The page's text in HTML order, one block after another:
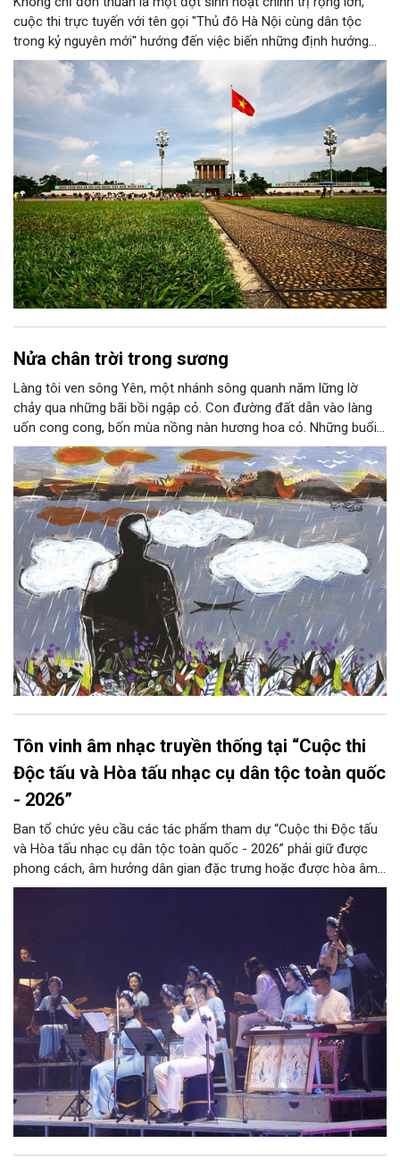
cuộc thi trực tuyến với tên gọi "Thủ đô Hà Nội cùng dân tộc
trong kỷ nguyên mới" hướng đến việc biến những định hướng
chiến lược trong Nghị quyết số 02-NQ/TW của Bộ Chính trị
thành niềm tin, thành nhận thức chung của mỗi người dân.
Nửa chân trời trong sương
Làng tôi ven sông Yên, một nhánh sông quanh năm lững lờ
chảy qua những bãi bồi ngập cỏ. Con đường đất dẫn vào làng
uốn cong cong, bốn mùa nồng nàn hương hoa cỏ. Những buổi
hoàng hôn, khi nắng đã dịu xuống phía cuối sông, đám hoa tím
lại thẫm màu như có ai vừa rắc lên một lớp khói.
Tôn vinh âm nhạc truyền thống tại “Cuộc thi
Độc tấu và Hòa tấu nhạc cụ dân tộc toàn quốc
- 2026”
Ban tổ chức yêu cầu các tác phẩm tham dự “Cuộc thi Độc tấu
và Hòa tấu nhạc cụ dân tộc toàn quốc - 2026” phải giữ được
phong cách, âm hưởng dân gian đặc trưng hoặc được hòa âm,
phối khí mới trên nền tảng làn điệu âm nhạc truyền thống Việt
Nam, đồng thời phải được trình diễn trực tiếp bằng nhạc cụ dân